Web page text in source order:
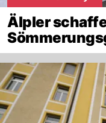
Älpler